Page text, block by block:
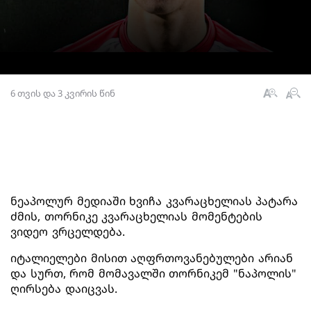
6 თვის და 3 კვირის წინ
ნეაპოლურ მედიაში ხვიჩა კვარაცხელიას პატარა
ძმის, თორნიკე კვარაცხელიას მომენტების
ვიდეო ვრცელდება.
იტალიელები მისით აღფრთოვანებულები არიან
და სურთ, რომ მომავალში თორნიკემ "ნაპოლის"
ღირსება დაიცვას.